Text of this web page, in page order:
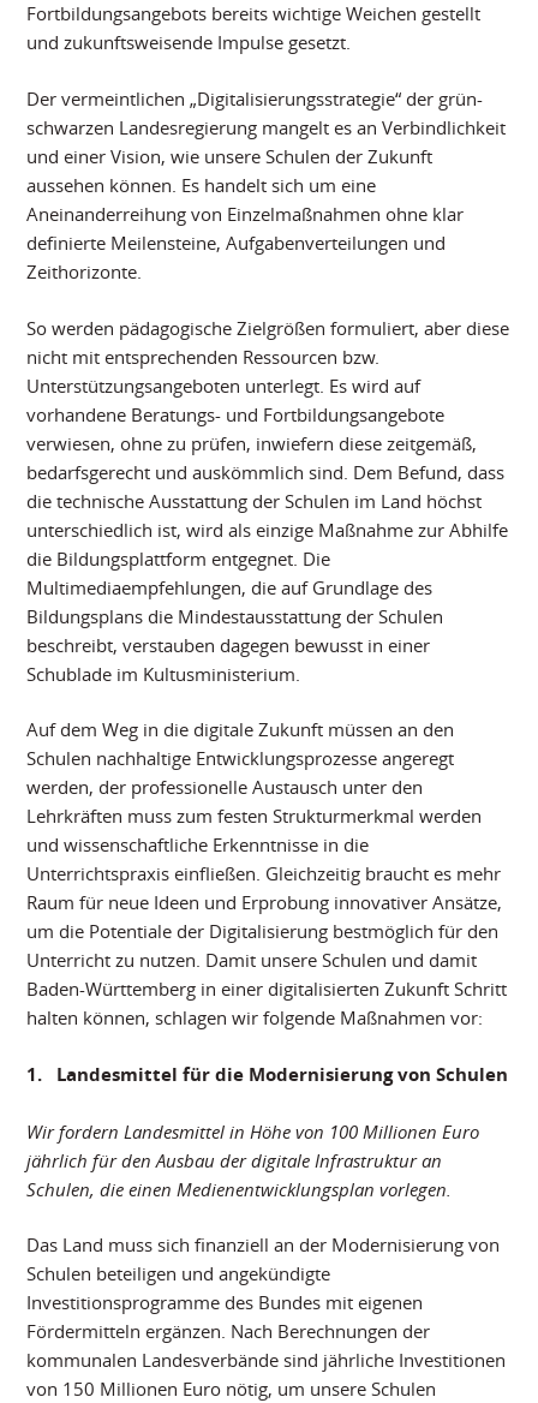
Fortbildungsangebots bereits wichtige Weichen gestellt
und zukunftsweisende Impulse gesetzt.
Der vermeintlichen „Digitalisierungsstrategie“ der grün-
schwarzen Landesregierung mangelt es an Verbindlichkeit
und einer Vision, wie unsere Schulen der Zukunft
aussehen können. Es handelt sich um eine
Aneinanderreihung von Einzelmaßnahmen ohne klar
definierte Meilensteine, Aufgabenverteilungen und
Zeithorizonte.
So werden pädagogische Zielgrößen formuliert, aber diese
nicht mit entsprechenden Ressourcen bzw.
Unterstützungsangeboten unterlegt. Es wird auf
vorhandene Beratungs- und Fortbildungsangebote
verwiesen, ohne zu prüfen, inwiefern diese zeitgemäß,
bedarfsgerecht und auskömmlich sind. Dem Befund, dass
die technische Ausstattung der Schulen im Land höchst
unterschiedlich ist, wird als einzige Maßnahme zur Abhilfe
die Bildungsplattform entgegnet. Die
Multimediaempfehlungen, die auf Grundlage des
Bildungsplans die Mindestausstattung der Schulen
beschreibt, verstauben dagegen bewusst in einer
Schublade im Kultusministerium.
Auf dem Weg in die digitale Zukunft müssen an den
Schulen nachhaltige Entwicklungsprozesse angeregt
werden, der professionelle Austausch unter den
Lehrkräften muss zum festen Strukturmerkmal werden
und wissenschaftliche Erkenntnisse in die
Unterrichtspraxis einfließen. Gleichzeitig braucht es mehr
Raum für neue Ideen und Erprobung innovativer Ansätze,
um die Potentiale der Digitalisierung bestmöglich für den
Unterricht zu nutzen. Damit unsere Schulen und damit
Baden-Württemberg in einer digitalisierten Zukunft Schritt
halten können, schlagen wir folgende Maßnahmen vor:
1. Landesmittel für die Modernisierung von Schulen
Wir fordern Landesmittel in Höhe von 100 Millionen Euro
jährlich für den Ausbau der digitale Infrastruktur an
Schulen, die einen Medienentwicklungsplan vorlegen.
Das Land muss sich finanziell an der Modernisierung von
Schulen beteiligen und angekündigte
Investitionsprogramme des Bundes mit eigenen
Fördermitteln ergänzen. Nach Berechnungen der
kommunalen Landesverbände sind jährliche Investitionen
von 150 Millionen Euro nötig, um unsere Schulen